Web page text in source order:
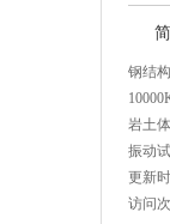
钢结
岩土
振动
更新
访问